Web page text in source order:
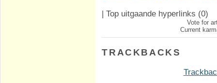
Top uitgaande hyperlinks (0)
Vote for
Current
TRACKBACKS